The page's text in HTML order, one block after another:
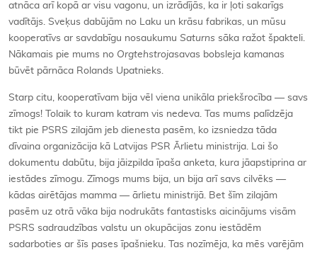
atnāca arī kopā ar visu vagonu, un izrādījās, ka ir ļoti sakarīgs
vadītājs. Sveķus dabūjām no Laku un krāsu fabrikas, un mūsu
kooperatīvs ar savdabīgu nosaukumu Saturns sāka ražot špakteli.
Nākamais pie mums no Orgtehstrojasavas bobsleja kamanas
būvēt pārnāca Rolands Upatnieks.
Starp citu, kooperatīvam bija vēl viena unikāla priekšrocība — savs
zīmogs! Tolaik to kuram katram vis nedeva. Tas mums palīdzēja
tikt pie PSRS zilajām jeb dienesta pasēm, ko izsniedza tāda
dīvaina organizācija kā Latvijas PSR Ārlietu ministrija. Lai šo
dokumentu dabūtu, bija jāizpilda īpaša anketa, kura jāapstiprina ar
iestādes zīmogu. Zīmogs mums bija, un bija arī savs cilvēks —
kādas airētājas mamma — ārlietu ministrijā. Bet šīm zilajām
pasēm uz otrā vāka bija nodrukāts fantastisks aicinājums visām
PSRS sadraudzības valstu un okupācijas zonu iestādēm
sadarboties ar šīs pases īpašnieku. Tas nozīmēja, ka mēs varējām